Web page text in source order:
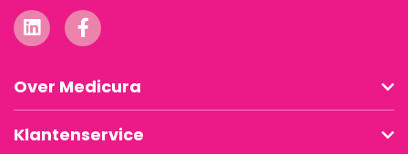
Over Medicura
Klantenservice